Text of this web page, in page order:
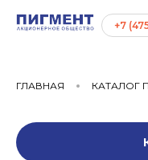
ГЛАВНАЯ КАТАЛОГ